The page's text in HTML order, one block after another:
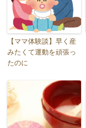
【ママ体験談】早く産
みたくて運動を頑張っ
たのに